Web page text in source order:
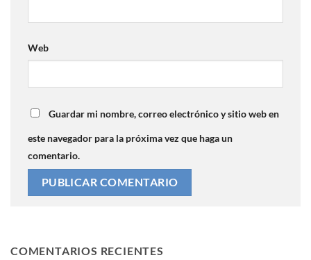
Web
Guardar mi nombre, correo electrónico y sitio web en
este navegador para la próxima vez que haga un
comentario.
COMENTARIOS RECIENTES